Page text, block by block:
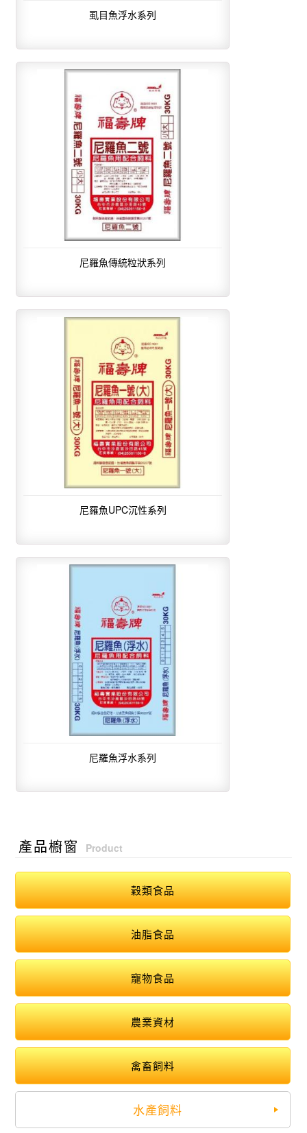
虱目魚浮水系列
尼羅魚傳統粒狀系列
尼羅魚UPC沉性系列
尼羅魚浮水系列
產品櫥窗 Product
穀類食品
油脂食品
寵物食品
農業資材
禽畜飼料
水產飼料